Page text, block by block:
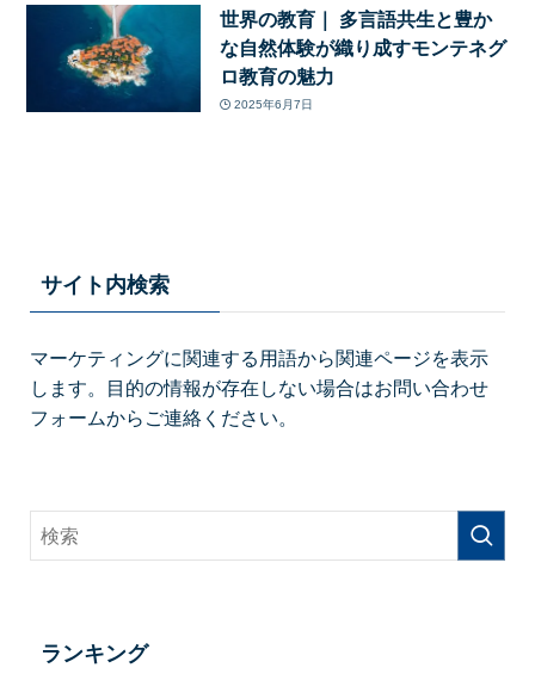
世界の教育｜ 多言語共生と豊か
な自然体験が織り成すモンテネグ
ロ教育の魅力
2025年6月7日
サイト内検索
マーケティングに関連する用語から関連ページを表示
します。目的の情報が存在しない場合はお問い合わせ
フォームからご連絡ください。
ランキング